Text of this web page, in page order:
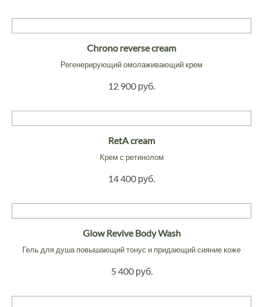
Chrono reverse cream
Регенерирующий омолаживающий крем
12 900 руб.
RetA cream
Крем с ретинолом
14 400 руб.
Glow Revive Body Wash
Гель для душа повышающий тонус и придающий сияние коже
5 400 руб.